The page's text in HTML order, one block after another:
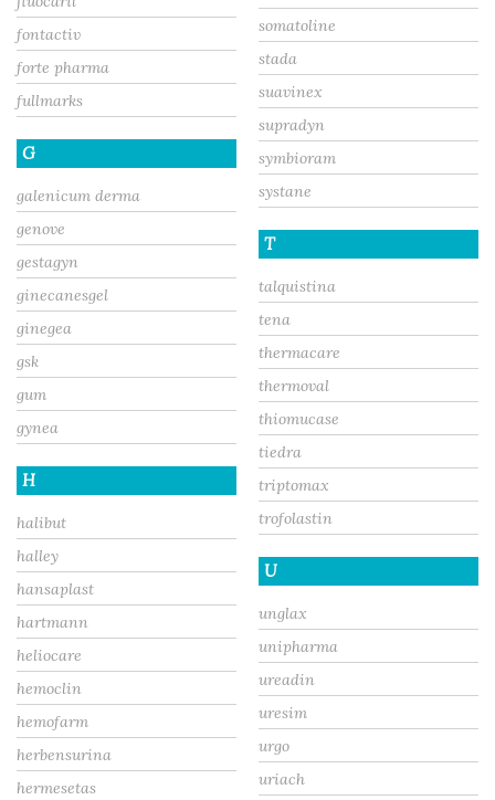
fontactiv
forte pharma
fullmarks
G
galenicum derma
genove
gestagyn
ginecanesgel
ginegea
gsk
gum
gynea
H
halibut
halley
hansaplast
hartmann
heliocare
hemoclin
hemofarm
herbensurina
hermesetas
somatoline
stada
suavinex
supradyn
symbioram
systane
T
talquistina
tena
thermacare
thermoval
thiomucase
tiedra
triptomax
trofolastin
U
unglax
unipharma
ureadin
uresim
urgo
uriach